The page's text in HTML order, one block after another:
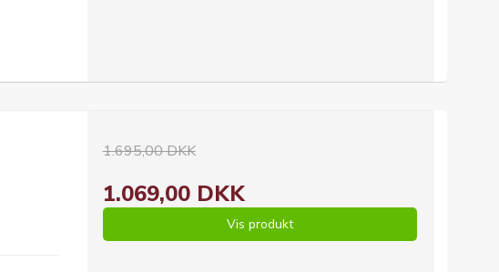
1.695,00 DKK
1.069,00 DKK
Vis produkt